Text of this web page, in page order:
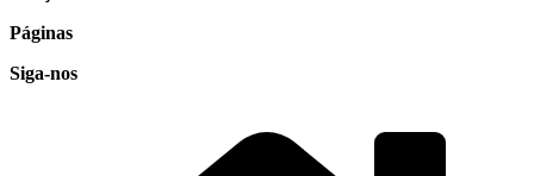
Páginas
Siga-nos